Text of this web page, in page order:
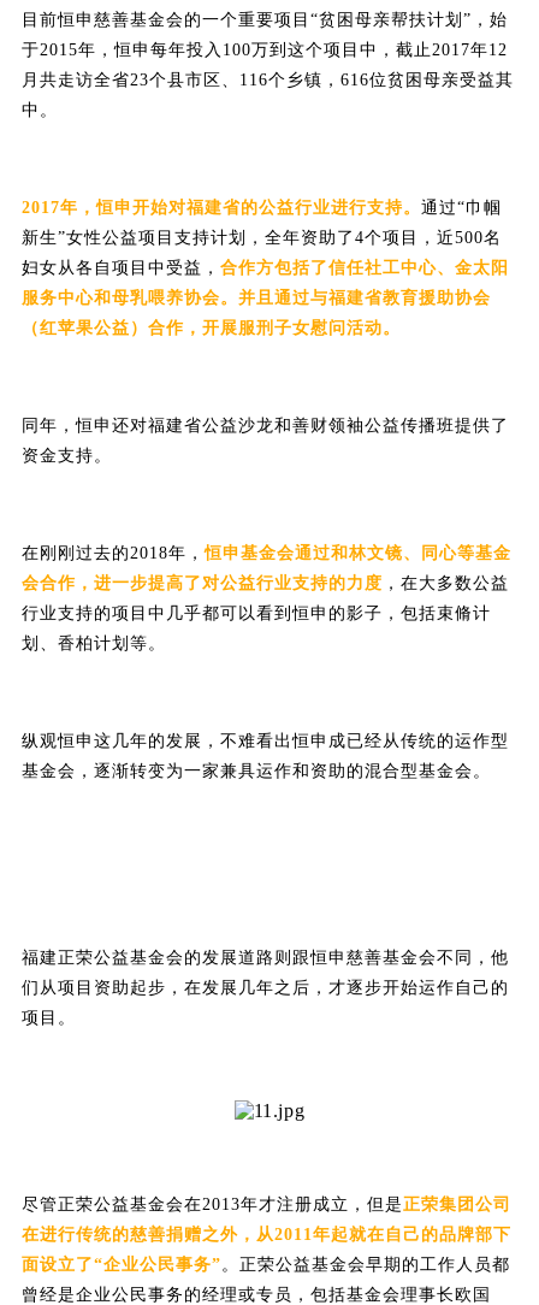
目前恒申慈善基金会的一个重要项目“贫困母亲帮扶计划”，始
于2015年，恒申每年投入100万到这个项目中，截止2017年12
月共走访全省23个县市区、116个乡镇，616位贫困母亲受益其
中。
2017年，恒申开始对福建省的公益行业进行支持。 通过“巾帼
新生”女性公益项目支持计划，全年资助了4个项目，近500名
妇女从各自项目中受益， 合作方包括了信任社工中心、金太阳
服务中心和母乳喂养协会。并且通过与福建省教育援助协会
（红苹果公益）合作，开展服刑子女慰问活动。
同年，恒申还对福建省公益沙龙和善财领袖公益传播班提供了
资金支持。
在刚刚过去的2018年，恒申基金会通过和林文镜、同心等基金
会合作，进一步提高了对公益行业支持的力度 ，在大多数公益
行业支持的项目中几乎都可以看到恒申的影子，包括束脩计
划、香柏计划等。
纵观恒申这几年的发展，不难看出恒申成已经从传统的运作型
基金会，逐渐转变为一家兼具运作和资助的混合型基金会。
福建正荣公益基金会的发展道路则跟恒申慈善基金会不同，他
们从项目资助起步，在发展几年之后，才逐步开始运作自己的
项目。
尽管正荣公益基金会在2013年才注册成立，但是正荣集团公司
在进行传统的慈善捐赠之外，从2011年起就在自己的品牌部下
面设立了“企业公民事务” 。正荣公益基金会早期的工作人员都
曾经是企业公民事务的经理或专员，包括基金会理事长欧国